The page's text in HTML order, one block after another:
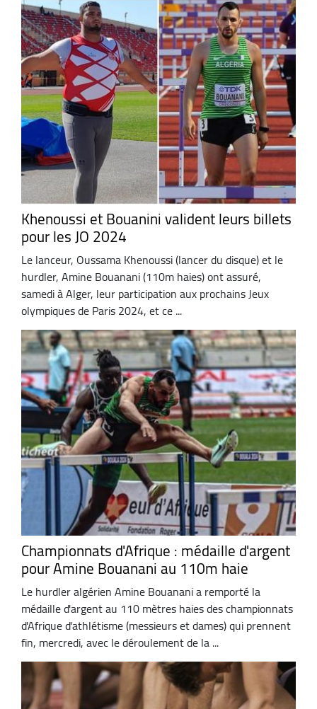
Khenoussi et Bouanini valident leurs billets
pour les JO 2024
Le lanceur, Oussama Khenoussi (lancer du disque) et le
hurdler, Amine Bouanani (110m haies) ont assuré,
samedi à Alger, leur participation aux prochains Jeux
olympiques de Paris 2024, et ce ...
Championnats d'Afrique : médaille d'argent
pour Amine Bouanani au 110m haie
Le hurdler algérien Amine Bouanani a remporté la
médaille d'argent au 110 mètres haies des championnats
d'Afrique d'athlétisme (messieurs et dames) qui prennent
fin, mercredi, avec le déroulement de la ...